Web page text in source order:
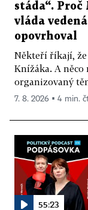
stáda“.
vláda
opovrhoval
Někteří říkají,
Knížáka. A
organizovaný
7. 8. 2026 ▪ 4 min.
55:23